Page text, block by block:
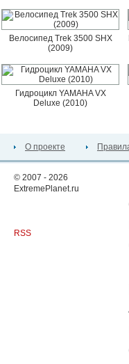
Велосипед Trek 3500 SHX
(2009)
Гидроцикл YAMAHA VX
Deluxe (2010)
О проекте
© 2007 - 2026
ExtremePlanet.ru
RSS